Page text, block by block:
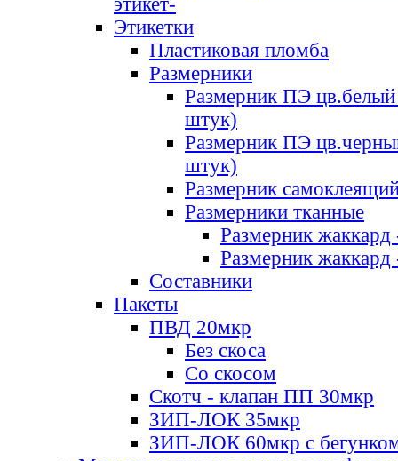
Этикетки
Пластиковая пломба
Размерники
Размерник ПЭ цв.белый
штук)
Размерник ПЭ
штук)
Размерник
Размерники тканные
Размерник
Размерник
Составники
Пакеты
ПВД 20мкр
Без скоса
Со скосом
Скотч - клапан ПП 30мкр
ЗИП-ЛОК 35мкр
ЗИП-ЛОК 60мкр с